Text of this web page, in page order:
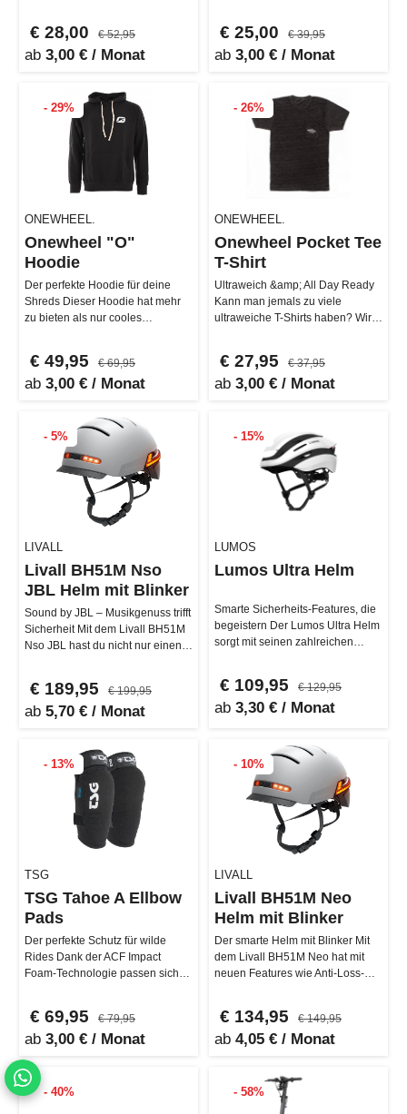
€ 28,00 € 52,95
ab 3,00 € / Monat
€ 25,00 € 39,95
ab 3,00 € / Monat
- 29%
ONEWHEEL.
Onewheel "O"
Hoodie
Der perfekte Hoodie für deine
Shreds Dieser Hoodie hat mehr
zu bieten als nur cooles
€ 49,95 € 69,95
ab 3,00 € / Monat
- 26%
ONEWHEEL.
Onewheel Pocket Tee
T-Shirt
Ultraweich &amp; All Day Ready
Kann man jemals zu viele
ultraweiche T-Shirts haben? Wir
€ 27,95 € 37,95
ab 3,00 € / Monat
- 5%
LIVALL
Livall BH51M Nso
JBL Helm mit Blinker
Sound by JBL – Musikgenuss trifft
Sicherheit Mit dem Livall BH51M
Nso JBL hast du nicht nur einen
€ 189,95 € 199,95
ab 5,70 € / Monat
- 15%
LUMOS
Lumos Ultra Helm
Smarte Sicherheits-Features, die
begeistern Der Lumos Ultra Helm
sorgt mit seinen zahlreichen
€ 109,95 € 129,95
ab 3,30 € / Monat
- 13%
TSG
TSG Tahoe A Ellbow
Pads
Der perfekte Schutz für wilde
Rides Dank der ACF Impact
Foam-Technologie passen sich
€ 69,95 € 79,95
ab 3,00 € / Monat
- 10%
LIVALL
Livall BH51M Neo
Helm mit Blinker
Der smarte Helm mit Blinker Mit
dem Livall BH51M Neo hat mit
neuen Features wie Anti-Loss-
€ 134,95 € 149,95
ab 4,05 € / Monat
- 40% - 58%